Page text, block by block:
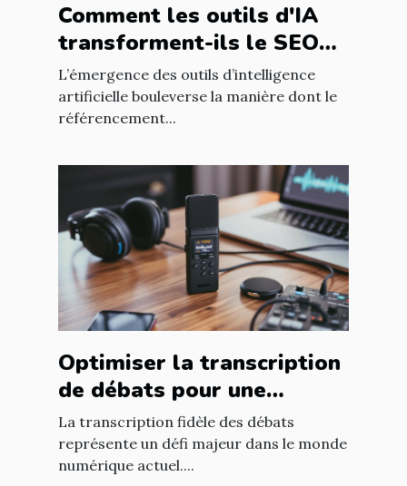
Comment les outils d'IA
transforment-ils le SEO
pour les blogs
professionnels ?
L’émergence des outils d’intelligence
artificielle bouleverse la manière dont le
référencement...
Optimiser la transcription
de débats pour une
fidélité accrue ?
La transcription fidèle des débats
représente un défi majeur dans le monde
numérique actuel....